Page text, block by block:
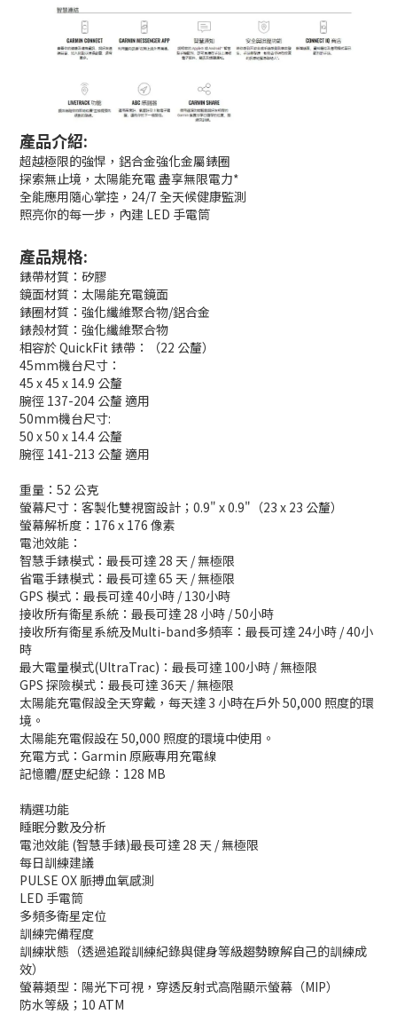
產品介紹:
超越極限的強悍，鋁合金強化金屬錶圈
探索無止境，太陽能充電 盡享無限電力*
全能應用隨心掌控，24/7 全天候健康監測
照亮你的每一步，內建 LED 手電筒
產品規格:
錶帶材質：矽膠
鏡面材質：太陽能充電鏡面
錶圈材質：強化纖維聚合物/鋁合金
錶殼材質：強化纖維聚合物
相容於 QuickFit 錶帶：（22 公釐）
45mm機台尺寸：
45 x 45 x 14.9 公釐
腕徑 137-204 公釐 適用
50mm機台尺寸:
50 x 50 x 14.4 公釐
腕徑 141-213 公釐 適用
重量：52 公克
螢幕尺寸：客製化雙視窗設計；0.9" x 0.9"（23 x 23 公釐）
螢幕解析度：176 x 176 像素
電池效能：
智慧手錶模式：最長可達 28 天 / 無極限
省電手錶模式：最長可達 65 天 / 無極限
GPS 模式：最長可達 40小時 / 130小時
接收所有衛星系統：最長可達 28 小時 / 50小時
接收所有衛星系統及Multi-band多頻率：最長可達 24小時 / 40小
時
最大電量模式(UltraTrac)：最長可達 100小時 / 無極限
GPS 探險模式：最長可達 36天 / 無極限
太陽能充電假設全天穿戴，每天達 3 小時在戶外 50,000 照度的環
境。
太陽能充電假設在 50,000 照度的環境中使用。
充電方式：Garmin 原廠專用充電線
記憶體/歷史紀錄：128 MB
精選功能
睡眠分數及分析
電池效能 (智慧手錶)最長可達 28 天 / 無極限
每日訓練建議
PULSE OX 脈搏血氧感測
LED 手電筒
多頻多衛星定位
訓練完備程度
訓練狀態（透過追蹤訓練紀錄與健身等級趨勢瞭解自己的訓練成
效）
螢幕類型：陽光下可視，穿透反射式高階顯示螢幕（MIP）
防水等級；10 ATM